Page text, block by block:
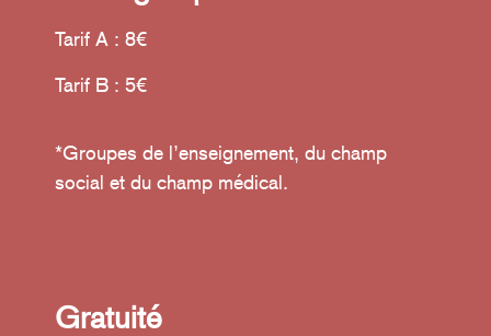
Tarif A : 8€
Tarif B : 5€
*Groupes de l’enseignement, du champ
social et du champ médical.
Gratuité